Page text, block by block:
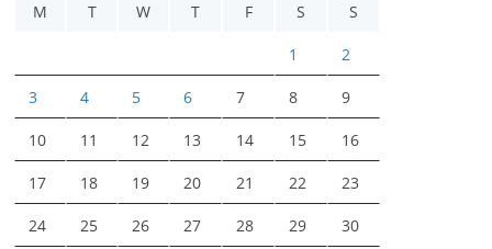
M
T W T F S S
1 2
3 4 5 6 7 8 9
10 11 12 13 14 15 16
17 18 19 20 21 22 23
24 25 26 27 28 29 30